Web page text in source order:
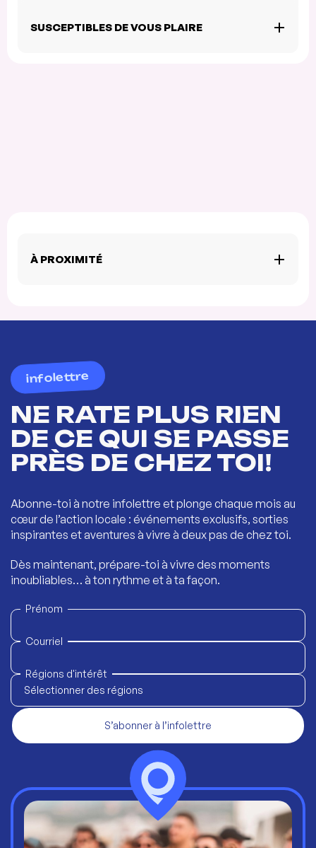
SUSCEPTIBLES DE VOUS PLAIRE
À PROXIMITÉ
infolettre
NE RATE PLUS RIEN
DE CE QUI SE PASSE
PRÈS DE CHEZ TOI!
Abonne-toi à notre infolettre et plonge chaque mois au
cœur de l’action locale : événements exclusifs, sorties
inspirantes et aventures à vivre à deux pas de chez toi.
Dès maintenant, prépare-toi à vivre des moments
inoubliables… à ton rythme et à ta façon.
Prénom
Courriel
Régions d'intérêt
Sélectionner des régions
S’abonner à l’infolettre